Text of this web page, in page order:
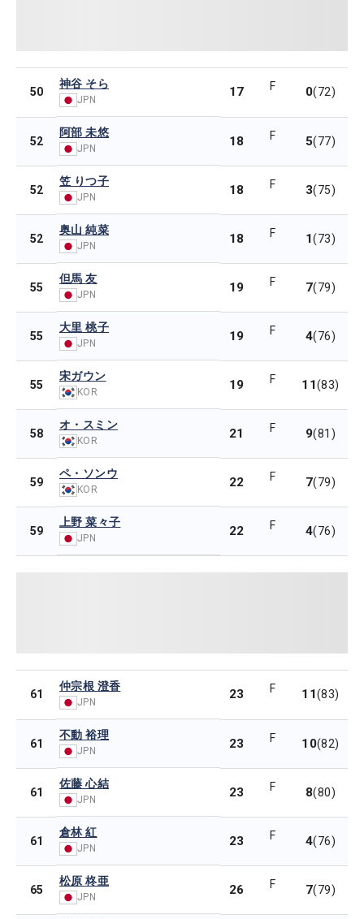
50
神谷 そら
JPN
17 F 0(72)
52
阿部 未悠
JPN 18 F 5(77)
52
笠 りつ子
JPN 18 F 3(75)
52
奥山 純菜
JPN 18 F 1(73)
55
但馬 友
JPN 19 F 7(79)
55
大里 桃子
JPN 19 F 4(76)
55
宋ガウン
KOR 19 F 11(83)
58
オ・スミン
KOR 21 F 9(81)
59
ペ・ソンウ
KOR 22 F 7(79)
59
上野 菜々子
JPN 22 F 4(76)
61
仲宗根 澄香
JPN
23 F 11(83)
61
不動 裕理
JPN 23 F 10(82)
61
佐藤 心結
JPN 23 F 8(80)
61
倉林 紅
JPN 23 F 4(76)
65
松原 柊亜
JPN 26 F 7(79)